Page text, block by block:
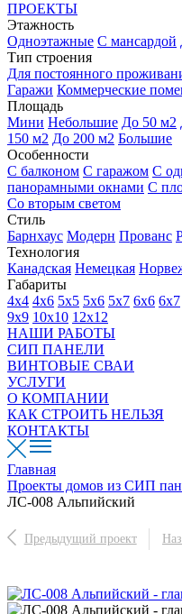
ПРОЕКТЫ
Этажность
Одноэтажные С мансардой
Тип строения
Для постоянного
Гаражи Коммерческие
Площадь
Мини Небольшие До 50 м2
150 м2 До 200 м2 Большие
Особенности
С балконом С гаражом С
панорамными окнами С
Со вторым светом
Стиль
Барнхаус Модерн Прованс
Технология
Канадская Немецкая
Габариты
4х4 4х6 5х5 5х6 5х7 6х6 6х7
9х9 10х10 12х12
НАШИ РАБОТЫ
СИП ПАНЕЛИ
ВИНТОВЫЕ СВАИ
УСЛУГИ
О КОМПАНИИ
КАК СТРОИТЬ НЕЛЬЗЯ
КОНТАКТЫ
Главная
Проекты домов из СИП
ЛС-008 Альпийский
Предыдущий проект